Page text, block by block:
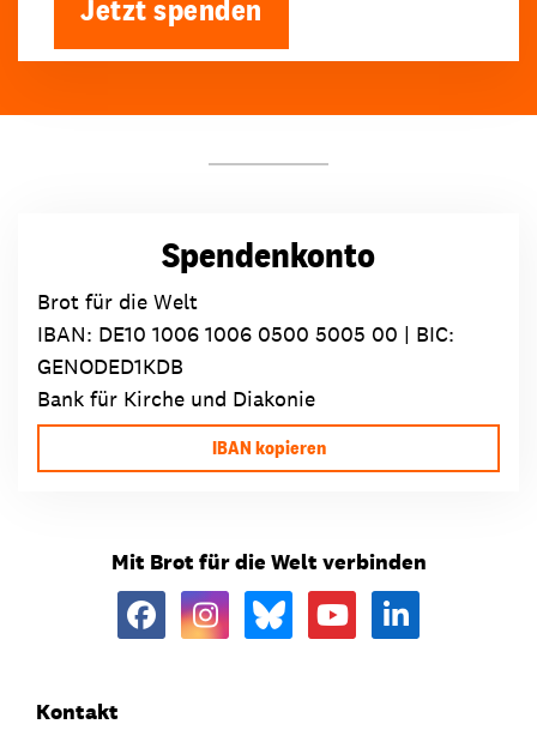
Jetzt spenden
Spendenkonto
Brot für die Welt
IBAN: DE10 1006 1006 0500 5005 00 | BIC:
GENODED1KDB
Bank für Kirche und Diakonie
IBAN kopieren
Mit Brot für die Welt verbinden
Kontakt